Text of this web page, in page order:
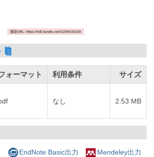
固定URL: https://hdl.handle.net/11094/20318
ォーマット 利用条件 サイズ
なし 2.53 MB
EndNote Basic出力 Mendeley出力